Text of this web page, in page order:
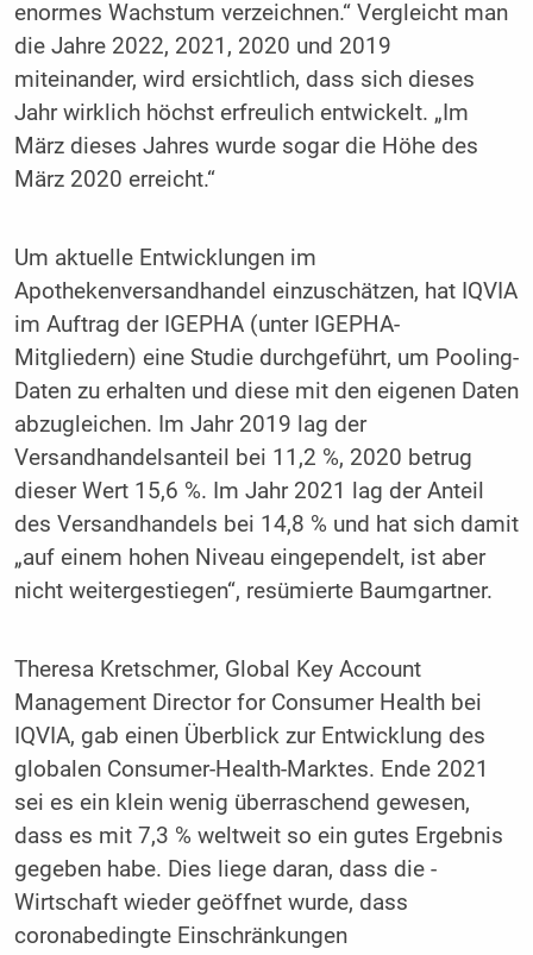
enormes Wachstum verzeichnen.“ Vergleicht man
die Jahre 2022, 2021, 2020 und 2019
miteinander, wird ersichtlich, dass sich dieses
Jahr wirklich höchst erfreulich entwickelt. „Im
März dieses Jahres wurde sogar die Höhe des
März 2020 erreicht.“
Um aktuelle Entwicklungen im
Apothekenversandhandel einzuschätzen, hat ­IQVIA
im Auftrag der IGEPHA (unter IGEPHA-
Mitgliedern) eine Studie durchgeführt, um Pooling-
Daten zu erhalten und diese mit den eigenen Daten
abzugleichen. Im Jahr 2019 lag der
Versandhandelsanteil bei 11,2 %, 2020 betrug
dieser Wert 15,6 %. Im Jahr 2021 lag der Anteil
des Versandhandels bei 14,8 % und hat sich damit
„auf einem hohen Niveau eingependelt, ist aber
nicht weitergestiegen“, resümierte Baumgartner.
Theresa Kretschmer, Global Key Account
Management Director for Consumer Health bei
IQVIA, gab einen Überblick zur Entwicklung des
globalen Consumer-Health-Marktes. Ende 2021
sei es ein klein wenig überraschend gewesen,
dass es mit 7,3 % weltweit so ein gutes Ergebnis
gegeben habe. Dies liege daran, dass die ­
Wirtschaft wieder geöffnet wurde, dass
coronabedingte Einschränkungen